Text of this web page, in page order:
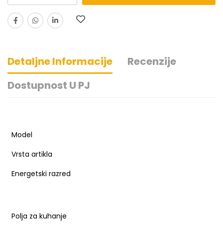
Detaljne Informacije
Recenzije
Dostupnost U PJ
Model
Vrsta artikla
Energetski razred
Polja za kuhanje